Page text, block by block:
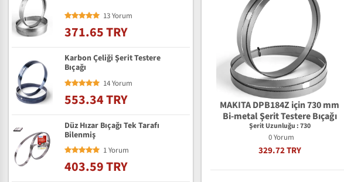
MAKITA DPB184Z için 730 mm
Bi-metal Şerit Testere Bıçağı
Şerit Uzunluğu : 730
0 Yorum
329.72 TRY
13 Yorum
371.65 TRY
Karbon Çeliği Şerit Testere
Bıçağı
14 Yorum
553.34 TRY
Düz Hızar Bıçağı Tek Tarafı
Bilenmiş
1 Yorum
403.59 TRY